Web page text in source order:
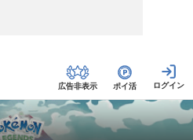
広告非表示 ポイ活